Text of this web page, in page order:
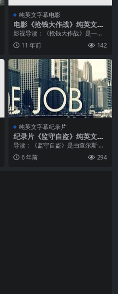
纯英文字幕电影
电影《抢钱大作战》纯英文字
幕MP4下载
影视导读：《抢钱大作战》是一部
反映公司丑闻的剧情片，讲述了一
个年轻的经纪人通过欺骗为自己谋
恶从善的故事。男主角将选择良心
还是金钱的...
11 年前 142
纯英文字幕纪录片
纪录片《监守自盗》纯英文字
幕MP4下载
导读：《监守自盗》是由查尔斯·弗
格森执导，马特·达蒙担任旁白的纪
录片，于2010年10月8日在美国上
6 年前 294